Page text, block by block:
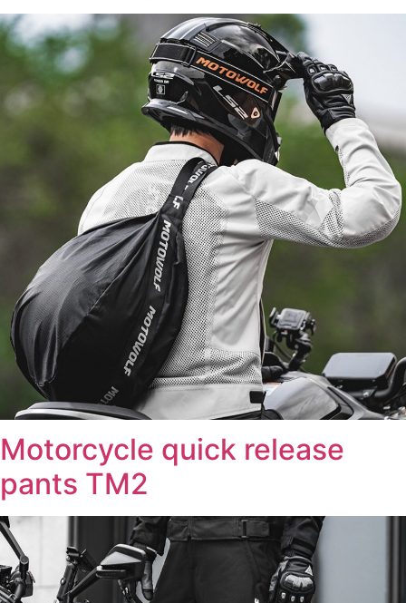
Motorcycle quick release
pants TM2